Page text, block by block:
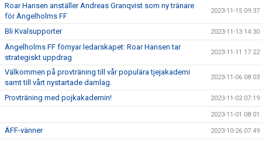
Roar Hansen anställer Andreas Granqvist som ny tränare
för Ängelholms FF
2023-11-15 09:37
Bli Kvalsupporter 2023-11-13 14:30
Ängelholms FF förnyar ledarskapet: Roar Hansen tar
strategiskt uppdrag
2023-11-11 17:22
Välkommen på provträning till vår populära tjejakademi
samt till vårt nystartade damlag.
2023-11-06 08:03
Provträning med pojkakademin! 2023-11-02 07:19
2023-11-01 08:01
ÄFF-vänner 2023-10-26 07:49